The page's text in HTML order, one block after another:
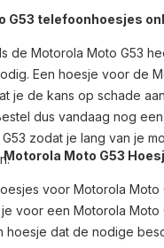
G53 telefoonhoesjes
de Motorola Moto G53
Een hoesje voor de
je de kans op schade
dus vandaag nog
zodat je lang van je
Moto G53
voor Motorola Moto
voor een Motorola Moto
hoesje dat de nodige